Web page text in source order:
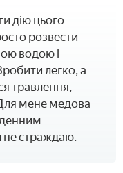
дію цього
розвести
водою і
легко, а
травлення,
мене медова
не страждаю.